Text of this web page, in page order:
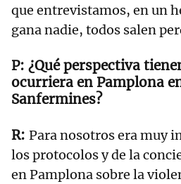
que entrevistamos, en un
gana nadie, todos salen
¿Qué perspectiva
ocurriera en Pamplona
Sanfermines?
Para nosotros era muy
los protocolos y de la
en Pamplona sobre la